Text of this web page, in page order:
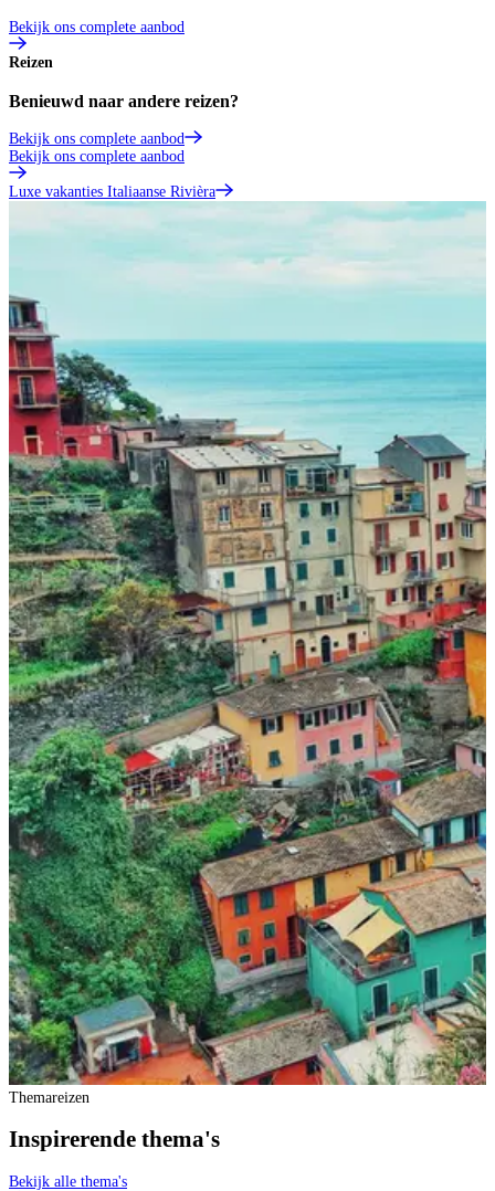
Bekijk ons complete aanbod
Reizen
Benieuwd naar andere reizen?
Bekijk ons complete aanbod
Bekijk ons complete aanbod
Luxe vakanties Italiaanse Rivièra
Themareizen
Inspirerende thema's
Bekijk alle thema's